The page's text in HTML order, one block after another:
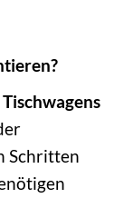
Schritten